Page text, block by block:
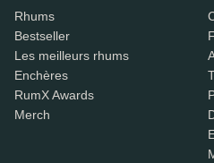
Rhums
Bestseller
Les meilleurs rhums
Enchères
RumX Awards
Merch